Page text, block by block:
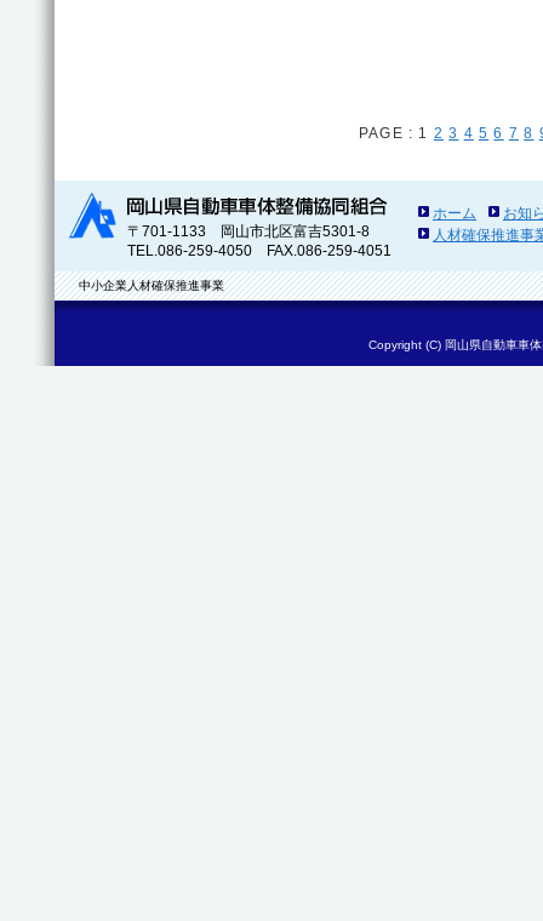
PAGE : 1 2 3 4 5 6 7 8
〒701-1133 岡山市北区富吉5301-8
TEL.086-259-4050 FAX.086-259-4051
ホーム
お知
人材確保推進事
中小企業人材確保推進事業
Copyright (C) 岡山県自動車車